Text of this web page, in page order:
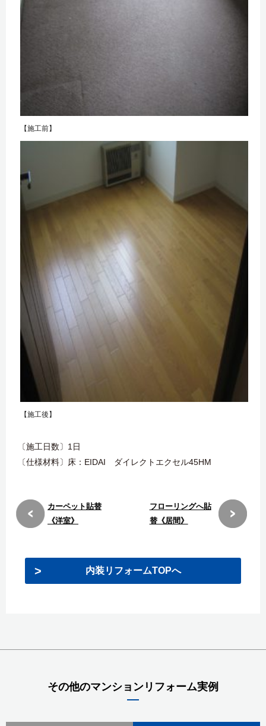
【施工前】
【施工後】
〔施工日数〕1日
〔仕様材料〕床：EIDAI ダイレクトエクセル45HM
カーペット貼替
《洋室》
フローリングへ貼
替《居間》
内装リフォームTOPへ
その他のマンションリフォーム実例